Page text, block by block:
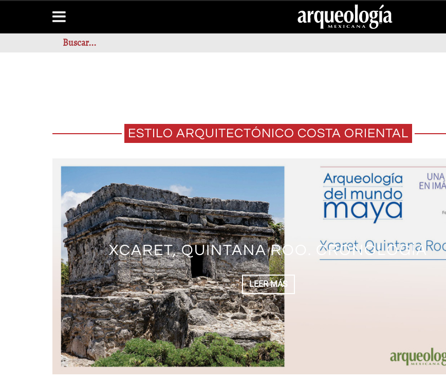
ESTILO ARQUITECTÓNICO COSTA ORIENTAL
XCARET, QUINTANA ROO. CRONOLOGÍA
LEER MÁS
SAN GERVASIO, COZUMEL, QUINTANA ROO.
CRONOLOGÍA
LEER MÁS